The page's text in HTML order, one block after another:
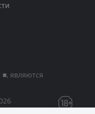
являются